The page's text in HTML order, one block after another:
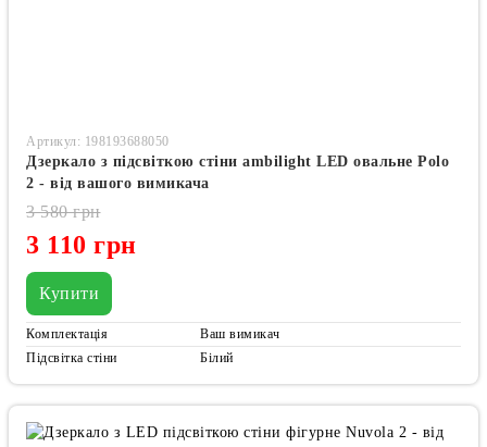
Артикул: 198193688050
Дзеркало з підсвіткою стіни ambilight LED овальне Polo
2 - від вашого вимикача
3 110 грн
3 580 грн
Купити
Комплектація
Ваш вимикач
Підсвітка стіни
Білий